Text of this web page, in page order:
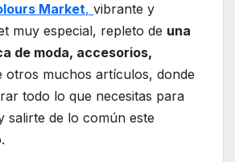
Market, vibrante y
muy especial, repleto de una
de moda, accesorios,
otros muchos artículos, donde
todo lo que necesitas para
salirte de lo común este